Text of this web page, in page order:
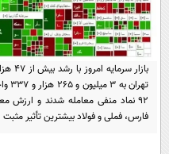
مجله
فارس، فملی و فولاد بیشترین تأثیر